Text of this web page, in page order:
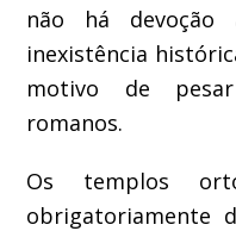
não há
inexistência
motivo de
romanos.
Os templos
obrigatoriamente